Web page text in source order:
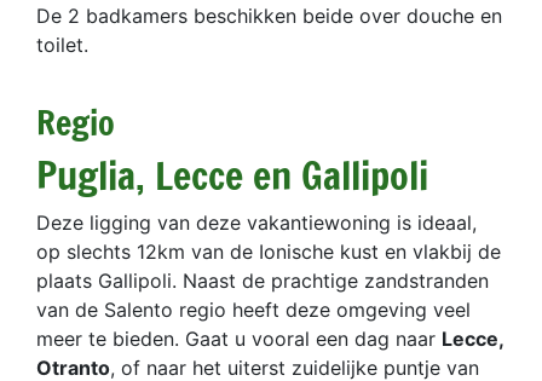
De 2 badkamers beschikken beide over douche en
toilet.
Regio
Puglia, Lecce en Gallipoli
Deze ligging van deze vakantiewoning is ideaal,
op slechts 12km van de Ionische kust en vlakbij de
plaats Gallipoli. Naast de prachtige zandstranden
van de Salento regio heeft deze omgeving veel
meer te bieden. Gaat u vooral een dag naar Lecce,
Otranto, of naar het uiterst zuidelijke puntje van